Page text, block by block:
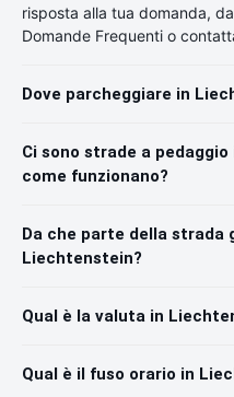
risposta alla tua domanda,
Domande Frequenti o
Dove parcheggiare in
Ci sono strade a
come funzionano?
Da che parte della strada
Liechtenstein?
Qual è la valuta in
Qual è il fuso orario in